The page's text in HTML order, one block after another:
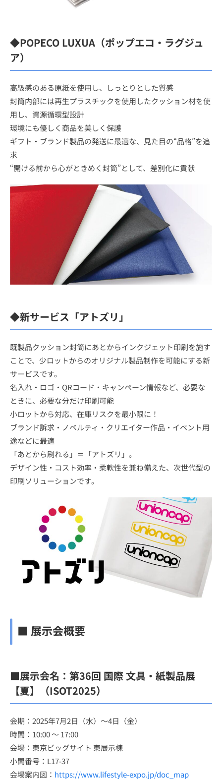
◆POPECO LUXUA（ポップエコ・ラグジュ
ア）
高級感のある原紙を使用し、しっとりとした質感
封筒内部には再生プラスチックを使用したクッション材を使
用し、資源循環型設計
環境にも優しく商品を美しく保護
ギフト・ブランド製品の発送に最適な、見た目の“品格”を追
求
“開ける前から心がときめく封筒”として、差別化に貢献
◆新サービス「アトズリ」
既製品クッション封筒にあとからインクジェット印刷を施す
ことで、少ロットからのオリジナル製品制作を可能にする新
サービスです。
名入れ・ロゴ・QRコード・キャンペーン情報など、必要な
ときに、必要な分だけ印刷可能
小ロットから対応、在庫リスクを最小限に！
ブランド訴求・ノベルティ・クリエイター作品・イベント用
途などに最適
「あとから刷れる」＝「アトズリ」。
デザイン性・コスト効率・柔軟性を兼ね備えた、次世代型の
印刷ソリューションです。
■ 展示会概要
■展示会名：第36回 国際 文具・紙製品展
【夏】（ISOT2025）
会期：2025年7月2日（水）〜4日（金）
時間：10:00 ～ 17:00
会場：東京ビッグサイト 東展示棟
小間番号：L17-37
会場案内図： https://www.lifestyle-expo.jp/doc_map